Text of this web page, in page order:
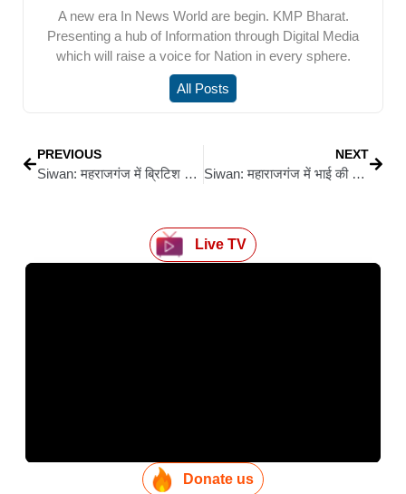
A new era In News World are begin. KMP Bharat.
Presenting a hub of Information through Digital Media
which will raise a voice for Nation in every sphere.
All Posts
PREVIOUS
Siwan: महराजगंज में ब्रिटिश काल का जर्जर पुल टूटा, बालू लोडेड ट्रक के भार से ध्वस्त
NEXT
Siwan: महाराजगंज में भाई की लंबी उम्र की कामना में मनाया गया पीड़िया पर्व
Live TV
Donate us